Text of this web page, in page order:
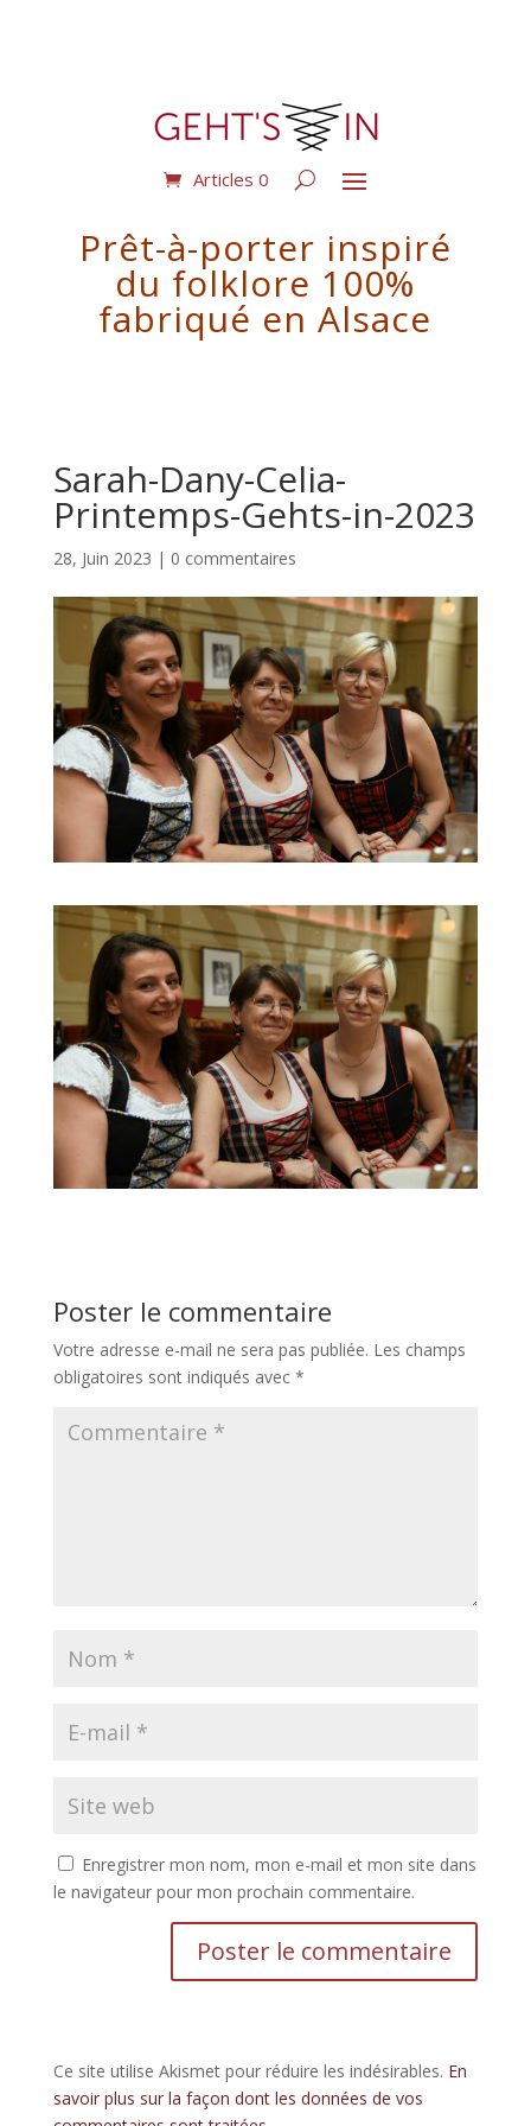
Articles 0
Prêt-à-porter inspiré
du folklore 100%
fabriqué en Alsace
Sarah-Dany-Celia-
Printemps-Gehts-in-2023
28, Juin 2023 | 0 commentaires
Poster le commentaire
Votre adresse e-mail ne sera pas publiée. Les champs
obligatoires sont indiqués avec *
Enregistrer mon nom, mon e-mail et mon site dans
le navigateur pour mon prochain commentaire.
Ce site utilise Akismet pour réduire les indésirables. En
savoir plus sur la façon dont les données de vos